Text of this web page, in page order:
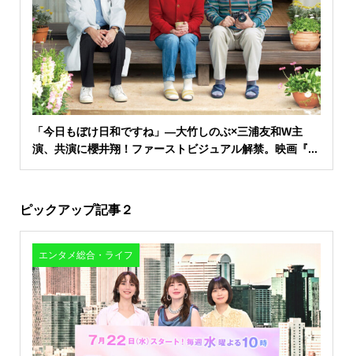
「今日もぼけ日和ですね」―大竹しのぶ×三浦友和W主
演、共演に櫻井翔！ファーストビジュアル解禁。映画『...
ピックアップ記事２
エンタメ総合・ライフ